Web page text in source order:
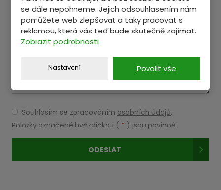
Text zprávy *
Souhlasím
se
zpracováním
osobních
Souhlasím se zpracováním osobních údajů.
Položky označené hvězdičkou ( * ) jsou povinné.
ODESLAT
se dále nepohneme. Jejich odsouhlasením nám
pomůžete web zlepšovat a taky pracovat s
reklamou, která vás teď bude skutečně zajímat.
Zobrazit podrobnosti
Nastavení Povolit vše